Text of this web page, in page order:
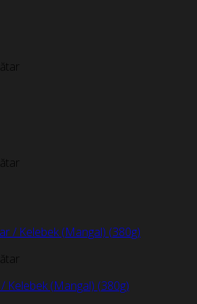
Kelebek (Mangal) (380g)